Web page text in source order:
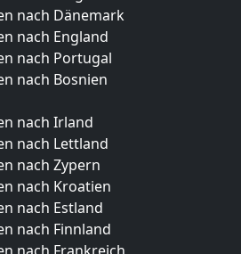
nach Dänemark
nach England
nach Portugal
nach Bosnien
nach Irland
nach Lettland
nach Zypern
nach Kroatien
nach Estland
nach Finnland
nach Frankreich